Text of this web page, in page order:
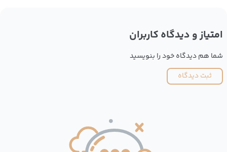
امتیاز و دیدگاه کاربران
شما هم دیدگاه خود را بنویسید
ثبت دیدگاه